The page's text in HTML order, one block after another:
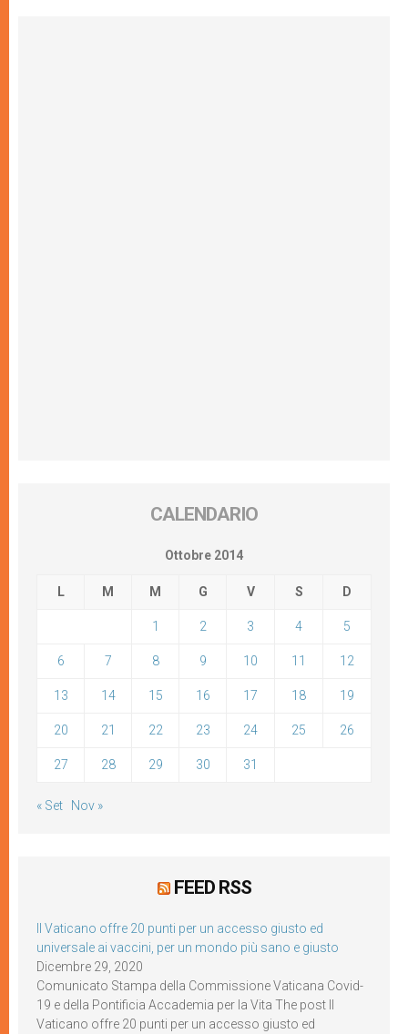
CALENDARIO
Ottobre 2014
L M M G V S D
1 2 3 4 5
6 7 8 9 10 11 12
13 14 15 16 17 18 19
20 21 22 23 24 25 26
27 28 29 30 31
« Set Nov »
FEED RSS
Il Vaticano offre 20 punti per un accesso giusto ed
universale ai vaccini, per un mondo più sano e giusto
Dicembre 29, 2020
Comunicato Stampa della Commissione Vaticana Covid-
19 e della Pontificia Accademia per la Vita The post Il
Vaticano offre 20 punti per un accesso giusto ed